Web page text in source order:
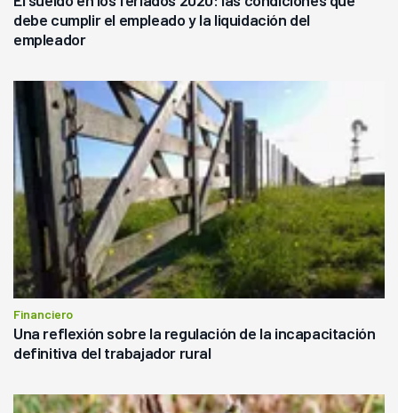
debe cumplir el empleado y la liquidación del
empleador
Financiero
Una reflexión sobre la regulación de la incapacitación
definitiva del trabajador rural